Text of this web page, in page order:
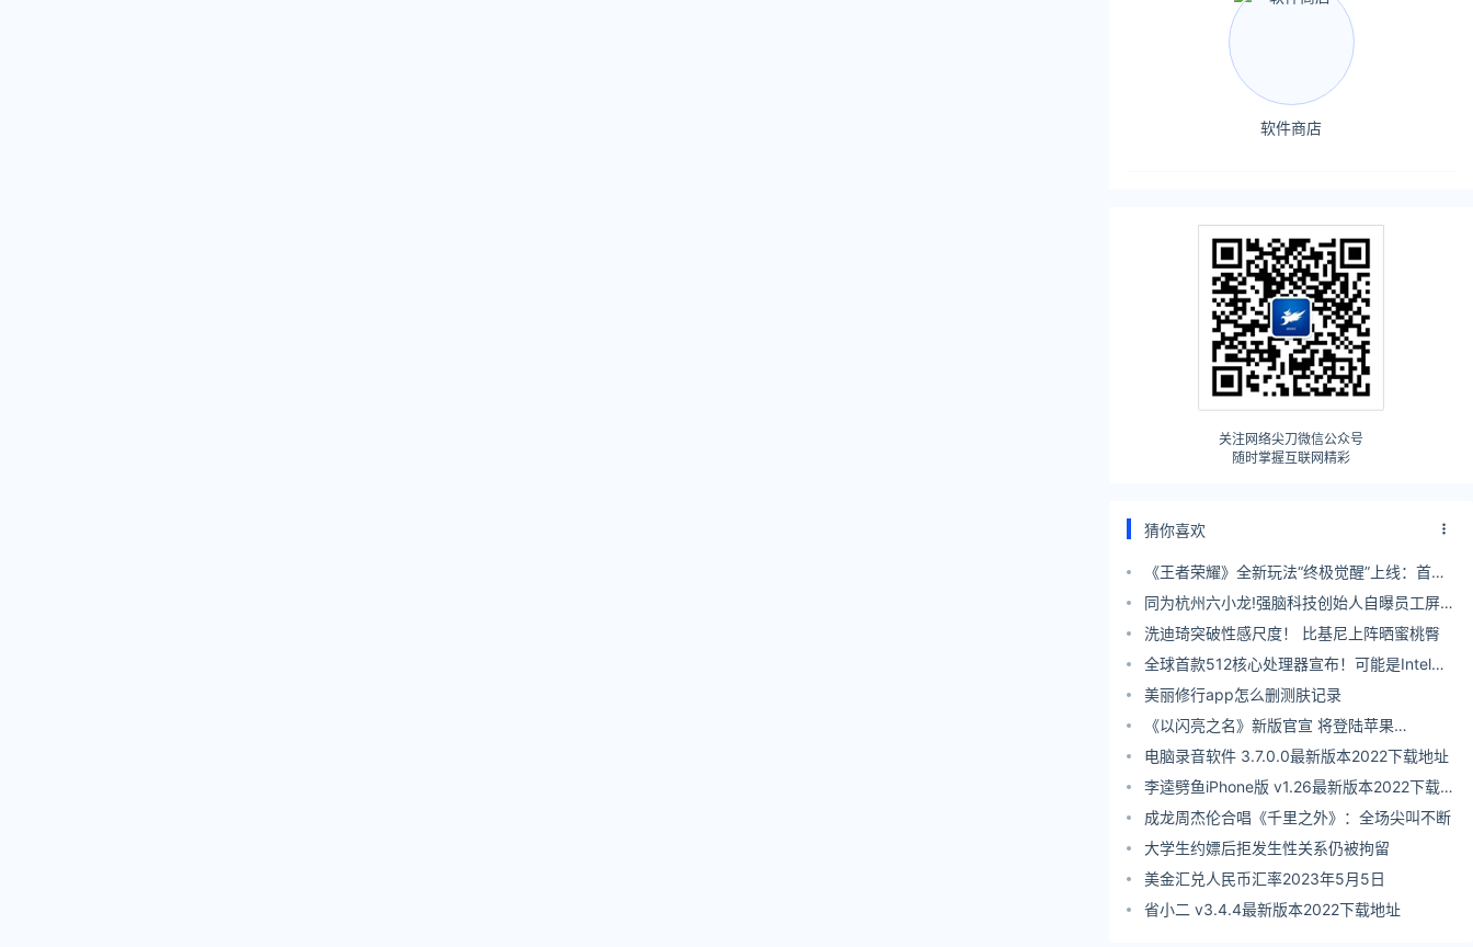
软件商店
关注网络尖刀微信公众号
随时掌握互联网精彩
猜你喜欢
《王者荣耀》全新玩法“终极觉醒”上线：首期
13位英雄已加入
同为杭州六小龙!强脑科技创始人自曝员工屏保
是梁文锋
洗迪琦突破性感尺度！ 比基尼上阵晒蜜桃臀
全球首款512核心处理器宣布！可能是Intel
1.8nm工艺
美丽修行app怎么删测肤记录
《以闪亮之名》新版官宣 将登陆苹果
VisionPro
电脑录音软件 3.7.0.0最新版本2022下载地址
李逵劈鱼iPhone版 v1.26最新版本2022下载地
址
成龙周杰伦合唱《千里之外》：全场尖叫不断
大学生约嫖后拒发生性关系仍被拘留
美金汇兑人民币汇率2023年5月5日
省小二 v3.4.4最新版本2022下载地址